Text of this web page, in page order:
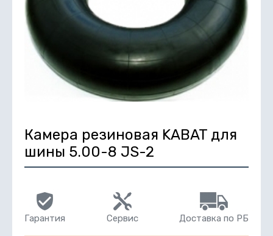
Камера резиновая KABAT для
шины 5.00-8 JS-2
Гарантия Сервис Доставка по РБ